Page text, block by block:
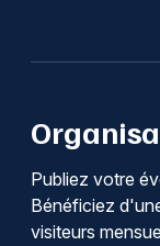
Publiez votre
Bénéficiez
visiteurs